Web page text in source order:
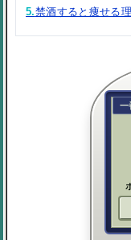
5.禁酒すると痩せる
一